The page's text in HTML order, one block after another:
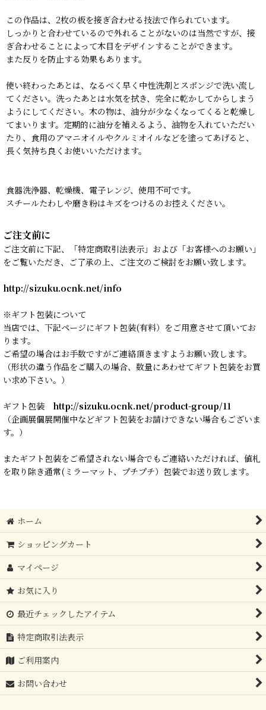
この作品は、2枚の板を接ぎ合わせる技法で作られています。
しっかりと合わせているので外れることがないのは当然ですが、接
ぎ合わせることによって木目をデザインすることができます。
また反りを防止する効果もあります。
使い終わったあとは、なるべく早く中性洗剤とスポンジで洗い流し
てください。洗ったあとは水気を拭き、完全に乾かしてからしまう
ようにしてください。木の物は、油分が少なくなってくると乾燥し
てまいります。定期的に油分を補えるよう、油物を入れていただい
たり、食用のアマニオイルやクルミオイルなどを塗ってあげると、
長く気持ち良くお使いいただけます。
食器洗浄器、乾燥機、電子レンジ、使用不可です。
スチールたわしや磨き粉はキズをつけるのお控えください。
ご注文前に
ご注文前に下記、「特定商取引法表示」および「お客様へのお願い」
をご覧いただき、ご了承の上、ご注文のご検討をお願い致します。
http://sizuku.ocnk.net/info
※ギフト包装について
当店では、下記ページにギフト包装(有料）をご用意させて頂いてお
ります。
ご希望の場合はお手数ですがご連絡頂きますようお願い致します。
（形状の違う作品をご購入の場合、数量にあわせてギフト包装をお買
い求め下さい。）
ギフト包装 http://sizuku.ocnk.net/product-group/11
（企画展個展開催中などギフト包装をお請けできない場合もございま
す。）
またギフト包装をご希望されない場合でもご連絡いただければ、値札
を取り除き通常(ミラーマット、プチプチ）包装でお送り致します。
ホーム
ショッピングカート
マイページ
お気に入り
最近チェックしたアイテム
特定商取引法表示
ご利用案内
お問い合わせ